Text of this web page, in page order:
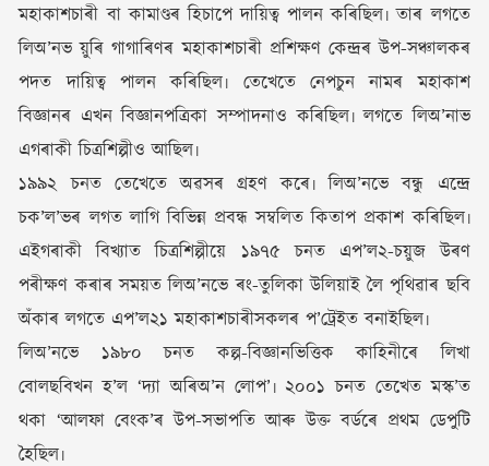
মহাকাশচাৰী বা কামাণ্ডৰ হিচাপে দায়িত্ব পালন কৰিছিল৷ তাৰ লগতে
লিঅ’নভ য়ুৰি গাগাৰিণৰ মহাকাশচাৰী প্ৰশিক্ষণ কেন্দ্ৰৰ উপ-সঞ্চালকৰ
পদত দায়িত্ব পালন কৰিছিল৷ তেখেতে নেপচুন নামৰ মহাকাশ
বিজ্ঞানৰ এখন বিজ্ঞানপত্ৰিকা সম্পাদনাও কৰিছিল৷ লগতে লিঅ’নাভ
এগৰাকী চিত্ৰশিল্পীও আছিল৷
১৯৯২ চনত তেখেতে অৱসৰ গ্ৰহণ কৰে৷ লিঅ’নভে বন্ধু এন্দ্ৰে
চক’ল’ভৰ লগত লাগি বিভিন্ন প্ৰবন্ধ সম্বলিত কিতাপ প্ৰকাশ কৰিছিল৷
এইগৰাকী বিখ্যাত চিত্ৰশিল্পীয়ে ১৯৭৫ চনত এপ’ল২-চয়ুজ উৰণ
পৰীক্ষণ কৰাৰ সময়ত লিঅ’নভে ৰং-তুলিকা উলিয়াই লৈ পৃথিৱাৰ ছবি
অঁকাৰ লগতে এপ’ল২১ মহাকাশচাৰীসকলৰ প’ট্ৰেইত বনাইছিল৷
লিঅ’নভে ১৯৮০ চনত কল্প-বিজ্ঞানভিত্তিক কাহিনীৰে লিখা
বোলছবিখন হ’ল ‘দ্যা অৰিঅ’ন লোপ’৷ ২০০১ চনত তেখেত মস্ক’ত
থকা ‘আলফা বেংক’ৰ উপ-সভাপতি আৰু উক্ত বৰ্ডৰে প্ৰথম ডেপুটি
হৈছিল৷